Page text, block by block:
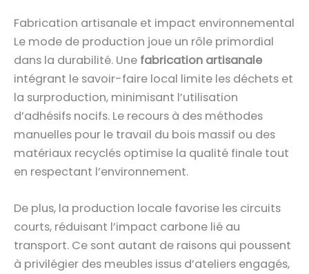
Fabrication artisanale et impact environnemental
Le mode de production joue un rôle primordial
dans la durabilité. Une fabrication artisanale
intégrant le savoir-faire local limite les déchets et
la surproduction, minimisant l’utilisation
d’adhésifs nocifs. Le recours à des méthodes
manuelles pour le travail du bois massif ou des
matériaux recyclés optimise la qualité finale tout
en respectant l’environnement.
De plus, la production locale favorise les circuits
courts, réduisant l’impact carbone lié au
transport. Ce sont autant de raisons qui poussent
à privilégier des meubles issus d’ateliers engagés,